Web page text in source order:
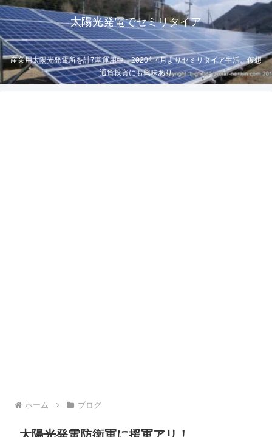
太陽光発電でセミリタイア
産業用太陽光発電所を計7基運用中。2020年4月よりセミリタイア生活。仮想
通貨投資にも興味あり
ホーム ブログ